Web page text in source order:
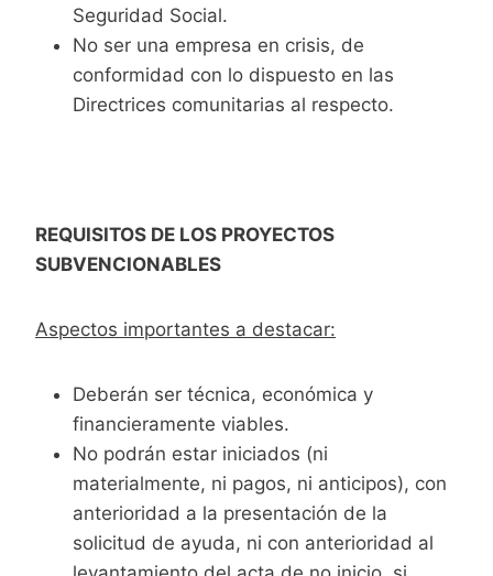
Seguridad Social.
No ser una empresa en crisis, de
conformidad con lo dispuesto en las
Directrices comunitarias al respecto.
REQUISITOS DE LOS PROYECTOS
SUBVENCIONABLES
Aspectos importantes a destacar:
Deberán ser técnica, económica y
financieramente viables.
No podrán estar iniciados (ni
materialmente, ni pagos, ni anticipos), con
anterioridad a la presentación de la
solicitud de ayuda, ni con anterioridad al